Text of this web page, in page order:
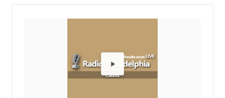
Redă